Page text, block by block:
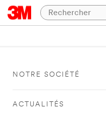
NOTRE SOCIÉTÉ
ACTUALITÉS